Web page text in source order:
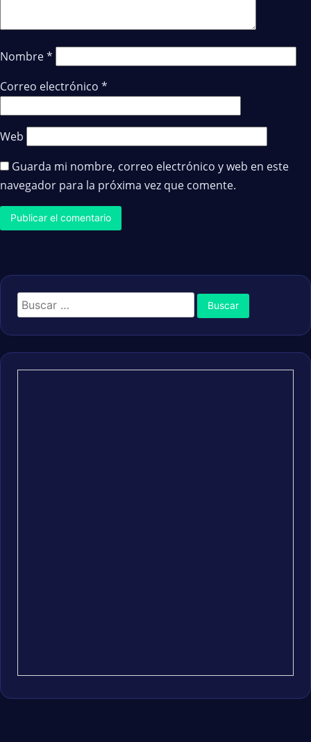
Nombre*
Correo electrónico *
Web
Guarda mi nombre, correo electrónico y web en este
navegador para la próxima vez que comente.
Buscar: